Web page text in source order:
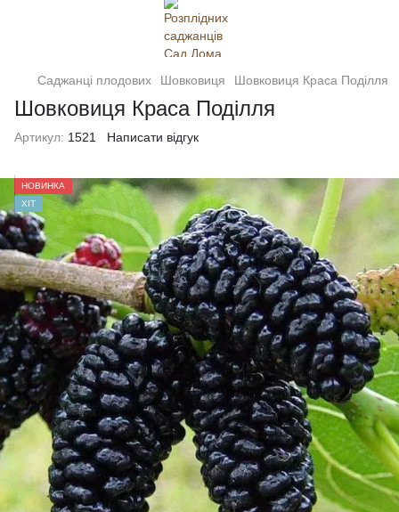
Саджанці плодових Шовковиця Шовковиця Краса Поділля
Шовковиця Краса Поділля
Артикул: 1521 Написати відгук
НОВИНКА
ХІТ